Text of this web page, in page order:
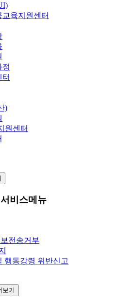
육지원센터
정
)
원센터
비스메뉴
전송거부
행동강령 위반신고
보기